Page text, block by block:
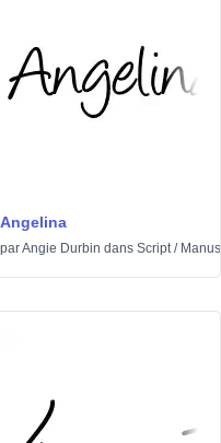
Angelina
parAngie Durbin dans Script/